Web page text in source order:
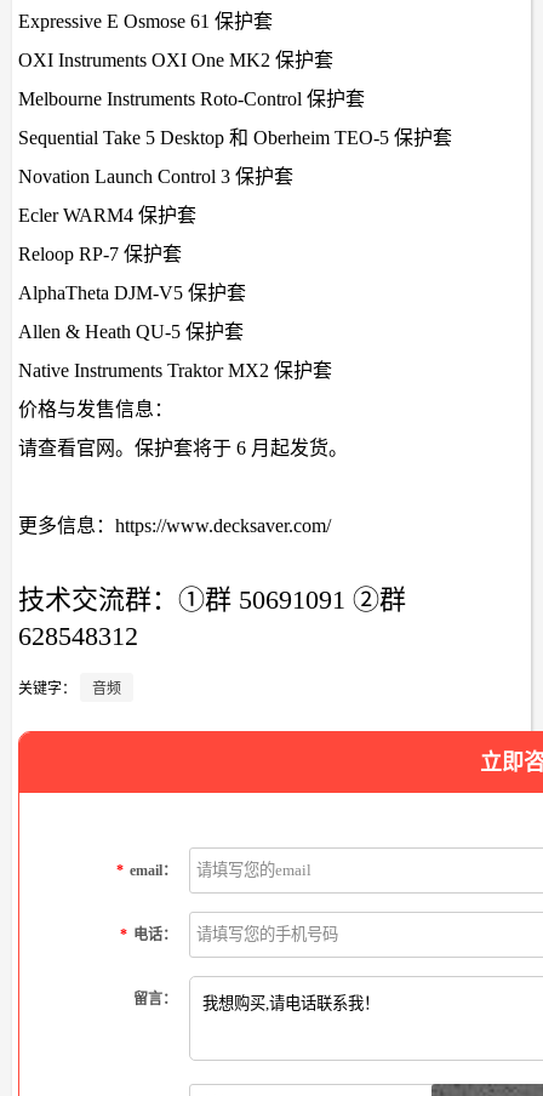
Expressive E Osmose 61 保护套
OXI Instruments OXI One MK2 保护套
Melbourne Instruments Roto-Control 保护套
Sequential Take 5 Desktop 和 Oberheim TEO-5 保护套
Novation Launch Control 3 保护套
Ecler WARM4 保护套
Reloop RP-7 保护套
AlphaTheta DJM-V5 保护套
Allen & Heath QU-5 保护套
Native Instruments Traktor MX2 保护套
价格与发售信息：
请查看官网。保护套将于 6 月起发货。
更多信息：https://www.decksaver.com/
技术交流群：①群 50691091 ②群
628548312
关键字： 音频
立即
* email：
* 电话：
留言：